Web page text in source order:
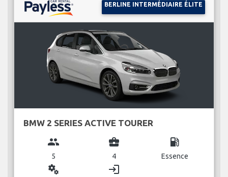
BERLINE INTERMÉDIAIRE ÉLITE
BMW 2 SERIES ACTIVE TOURER
group
5
business_center
4
local_gas_station
Essence
miscellaneous_services login